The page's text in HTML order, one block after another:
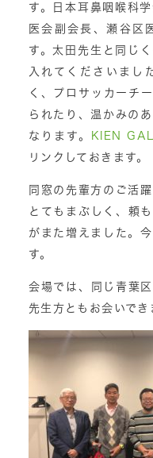
す。日本耳鼻咽喉科
医会副会長、瀬谷区
す。太田先生と同じ
入れてくださいまし
く、プロサッカーチ
られたり、温かみの
なります。
KIEN
リンクしておきます。
同窓の先輩方のご活
とてもまぶしく、頼
がまた増えました。
す。
会場では、同じ青葉
先生方ともお会いでき